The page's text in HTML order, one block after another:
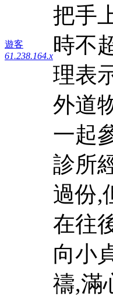
遊客
61.238.164.x
把手
時不
理表
外道
一起
診所
過份,
在往
向小
禱,滿